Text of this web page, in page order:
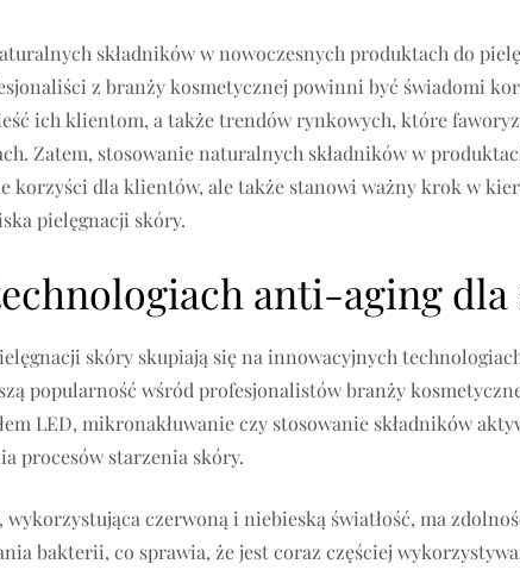
składników w nowoczesnych produktach do
z branży kosmetycznej powinni być świadomi
ich klientom, a także trendów rynkowych, które
Zatem, stosowanie naturalnych składników w
korzyści dla klientów, ale także stanowi ważny krok w
pielęgnacji skóry.
anti-aging dla
skóry skupiają się na innowacyjnych
popularność wśród profesjonalistów branży
LED, mikronakłuwanie czy stosowanie składników
procesów starzenia skóry.
wykorzystująca czerwoną i niebieską światłość, ma
bakterii, co sprawia, że jest coraz częściej